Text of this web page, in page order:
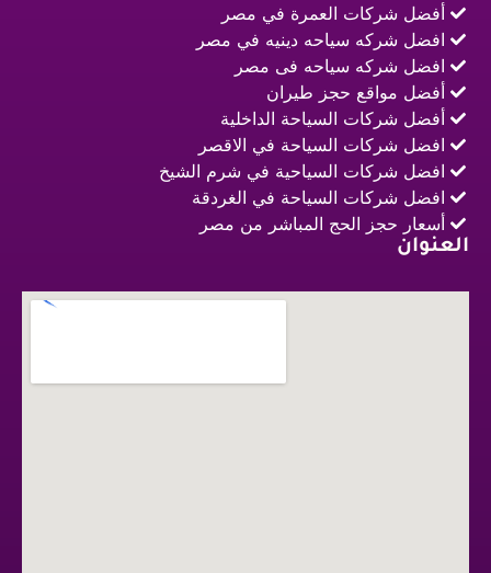
أفضل شركات العمرة في مصر
افضل شركه سياحه دينيه في مصر
افضل شركه سياحه فى مصر
أفضل مواقع حجز طيران
أفضل شركات السياحة الداخلية
افضل شركات السياحة في الاقصر
افضل شركات السياحية في شرم الشيخ
افضل شركات السياحة في الغردقة
أسعار حجز الحج المباشر من مصر
العنوان